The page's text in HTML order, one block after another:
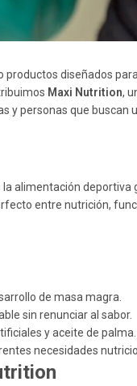
diseñados
Maxi Nutrition,
personas que buscan
alimentación deportiva
entre nutrición,
de masa magra.
sin renunciar al sabor.
y aceite de palma.
necesidades